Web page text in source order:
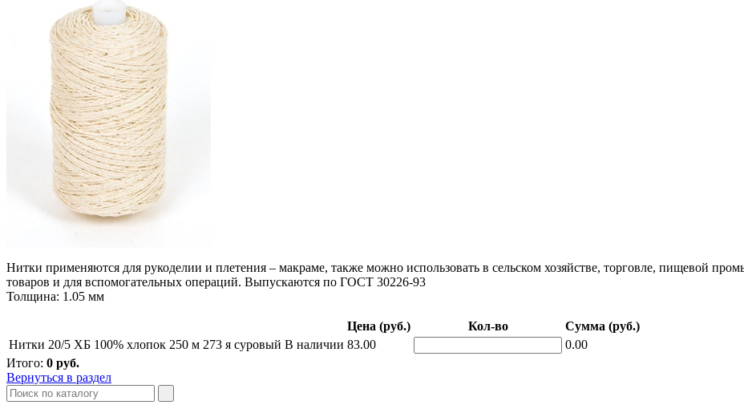
Нитки применяются для рукоделии и плетения – макраме, также можно использовать в сельском хозяйстве, торговле, пищевой
товаров и для вспомогательных операций. Выпускаются по ГОСТ 30226-93
Толщина: 1.05 мм
Цена (руб.) Кол-во
Сумма (руб.)
Нитки 20/5 ХБ 100% хлопок 250 м 273 я суровый В наличии 83.00
0.00
Итого: 0 руб.
Вернуться в раздел